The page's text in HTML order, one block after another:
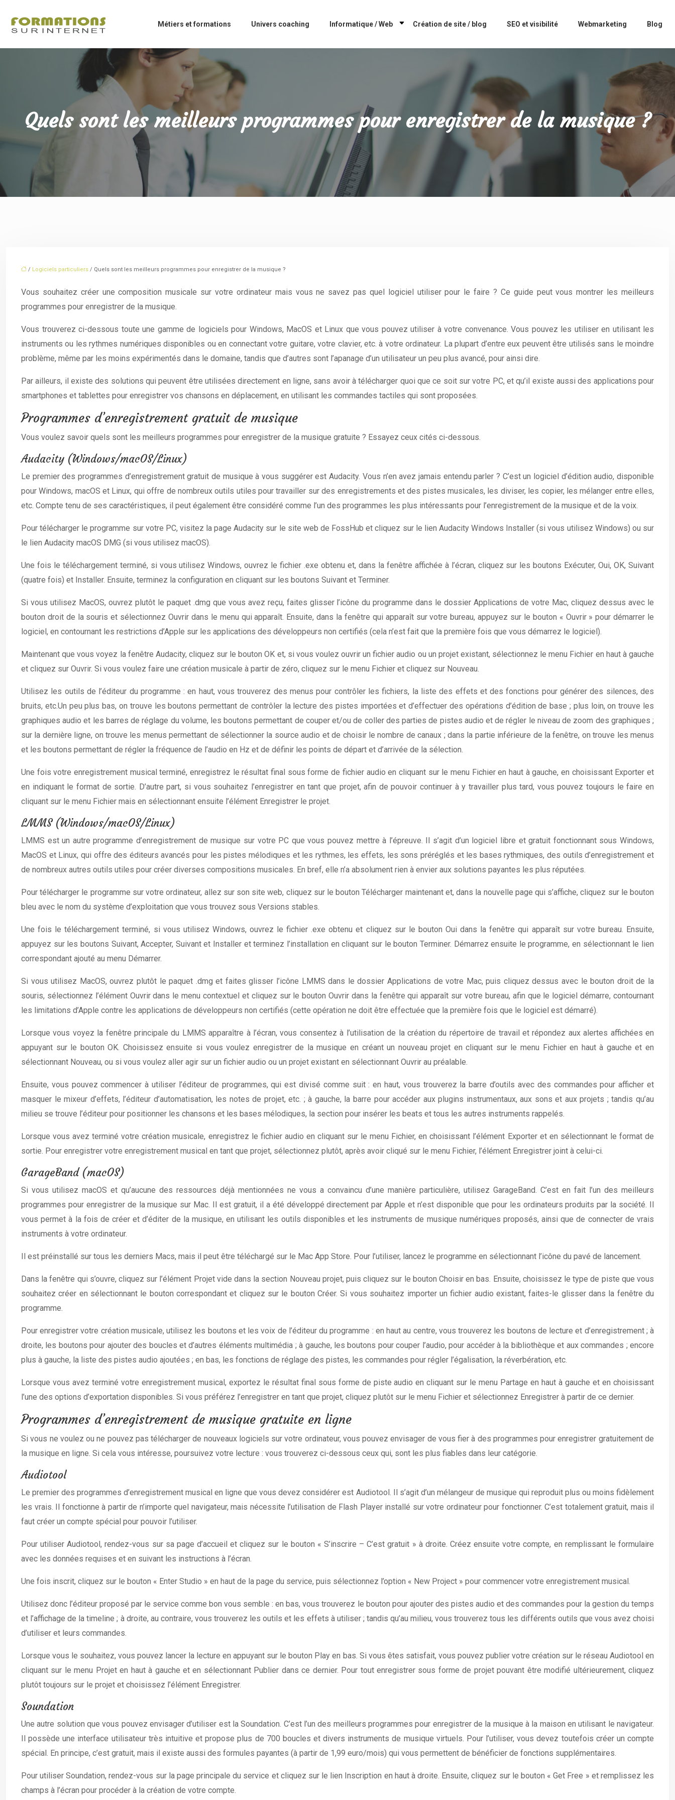
Métiers et formations Univers coaching Informatique / Web Création de site / blog SEO et visibilité Webmarketing Blog
Quels sont les meilleurs programmes pour enregistrer de la musique ?
/ Logiciels particuliers / Quels sont les meilleurs programmes pour enregistrer de la musique ?
Vous souhaitez créer une composition musicale sur votre ordinateur mais vous ne savez pas quel logiciel utiliser pour le faire ? Ce guide peut vous montrer les meilleurs
programmes pour enregistrer de la musique.
Vous trouverez ci-dessous toute une gamme de logiciels pour Windows, MacOS et Linux que vous pouvez utiliser à votre convenance. Vous pouvez les utiliser en utilisant les
instruments ou les rythmes numériques disponibles ou en connectant votre guitare, votre clavier, etc. à votre ordinateur. La plupart d’entre eux peuvent être utilisés sans le moindre
problème, même par les moins expérimentés dans le domaine, tandis que d’autres sont l’apanage d’un utilisateur un peu plus avancé, pour ainsi dire.
Par ailleurs, il existe des solutions qui peuvent être utilisées directement en ligne, sans avoir à télécharger quoi que ce soit sur votre PC, et qu’il existe aussi des applications pour
smartphones et tablettes pour enregistrer vos chansons en déplacement, en utilisant les commandes tactiles qui sont proposées.
Programmes d’enregistrement gratuit de musique
Vous voulez savoir quels sont les meilleurs programmes pour enregistrer de la musique gratuite ? Essayez ceux cités ci-dessous.
Audacity (Windows/macOS/Linux)
Le premier des programmes d’enregistrement gratuit de musique à vous suggérer est Audacity. Vous n’en avez jamais entendu parler ? C’est un logiciel d’édition audio, disponible
pour Windows, macOS et Linux, qui offre de nombreux outils utiles pour travailler sur des enregistrements et des pistes musicales, les diviser, les copier, les mélanger entre elles,
etc. Compte tenu de ses caractéristiques, il peut également être considéré comme l’un des programmes les plus intéressants pour l’enregistrement de la musique et de la voix.
Pour télécharger le programme sur votre PC, visitez la page Audacity sur le site web de FossHub et cliquez sur le lien Audacity Windows Installer (si vous utilisez Windows) ou sur
le lien Audacity macOS DMG (si vous utilisez macOS).
Une fois le téléchargement terminé, si vous utilisez Windows, ouvrez le fichier .exe obtenu et, dans la fenêtre affichée à l’écran, cliquez sur les boutons Exécuter, Oui, OK, Suivant
(quatre fois) et Installer. Ensuite, terminez la configuration en cliquant sur les boutons Suivant et Terminer.
Si vous utilisez MacOS, ouvrez plutôt le paquet .dmg que vous avez reçu, faites glisser l’icône du programme dans le dossier Applications de votre Mac, cliquez dessus avec le
bouton droit de la souris et sélectionnez Ouvrir dans le menu qui apparaît. Ensuite, dans la fenêtre qui apparaît sur votre bureau, appuyez sur le bouton « Ouvrir » pour démarrer le
logiciel, en contournant les restrictions d’Apple sur les applications des développeurs non certifiés (cela n’est fait que la première fois que vous démarrez le logiciel).
Maintenant que vous voyez la fenêtre Audacity, cliquez sur le bouton OK et, si vous voulez ouvrir un fichier audio ou un projet existant, sélectionnez le menu Fichier en haut à gauche
et cliquez sur Ouvrir. Si vous voulez faire une création musicale à partir de zéro, cliquez sur le menu Fichier et cliquez sur Nouveau.
Utilisez les outils de l’éditeur du programme : en haut, vous trouverez des menus pour contrôler les fichiers, la liste des effets et des fonctions pour générer des silences, des
bruits, etc.Un peu plus bas, on trouve les boutons permettant de contrôler la lecture des pistes importées et d’effectuer des opérations d’édition de base ; plus loin, on trouve les
graphiques audio et les barres de réglage du volume, les boutons permettant de couper et/ou de coller des parties de pistes audio et de régler le niveau de zoom des graphiques ;
sur la dernière ligne, on trouve les menus permettant de sélectionner la source audio et de choisir le nombre de canaux ; dans la partie inférieure de la fenêtre, on trouve les menus
et les boutons permettant de régler la fréquence de l’audio en Hz et de définir les points de départ et d’arrivée de la sélection.
Une fois votre enregistrement musical terminé, enregistrez le résultat final sous forme de fichier audio en cliquant sur le menu Fichier en haut à gauche, en choisissant Exporter et
en indiquant le format de sortie. D’autre part, si vous souhaitez l’enregistrer en tant que projet, afin de pouvoir continuer à y travailler plus tard, vous pouvez toujours le faire en
cliquant sur le menu Fichier mais en sélectionnant ensuite l’élément Enregistrer le projet.
LMMS (Windows/macOS/Linux)
LMMS est un autre programme d’enregistrement de musique sur votre PC que vous pouvez mettre à l’épreuve. Il s’agit d’un logiciel libre et gratuit fonctionnant sous Windows,
MacOS et Linux, qui offre des éditeurs avancés pour les pistes mélodiques et les rythmes, les effets, les sons préréglés et les bases rythmiques, des outils d’enregistrement et
de nombreux autres outils utiles pour créer diverses compositions musicales. En bref, elle n’a absolument rien à envier aux solutions payantes les plus réputées.
Pour télécharger le programme sur votre ordinateur, allez sur son site web, cliquez sur le bouton Télécharger maintenant et, dans la nouvelle page qui s’affiche, cliquez sur le bouton
bleu avec le nom du système d’exploitation que vous trouvez sous Versions stables.
Une fois le téléchargement terminé, si vous utilisez Windows, ouvrez le fichier .exe obtenu et cliquez sur le bouton Oui dans la fenêtre qui apparaît sur votre bureau. Ensuite,
appuyez sur les boutons Suivant, Accepter, Suivant et Installer et terminez l’installation en cliquant sur le bouton Terminer. Démarrez ensuite le programme, en sélectionnant le lien
correspondant ajouté au menu Démarrer.
Si vous utilisez MacOS, ouvrez plutôt le paquet .dmg et faites glisser l’icône LMMS dans le dossier Applications de votre Mac, puis cliquez dessus avec le bouton droit de la
souris, sélectionnez l’élément Ouvrir dans le menu contextuel et cliquez sur le bouton Ouvrir dans la fenêtre qui apparaît sur votre bureau, afin que le logiciel démarre, contournant
les limitations d’Apple contre les applications de développeurs non certifiés (cette opération ne doit être effectuée que la première fois que le logiciel est démarré).
Lorsque vous voyez la fenêtre principale du LMMS apparaître à l’écran, vous consentez à l’utilisation de la création du répertoire de travail et répondez aux alertes affichées en
appuyant sur le bouton OK. Choisissez ensuite si vous voulez enregistrer de la musique en créant un nouveau projet en cliquant sur le menu Fichier en haut à gauche et en
sélectionnant Nouveau, ou si vous voulez aller agir sur un fichier audio ou un projet existant en sélectionnant Ouvrir au préalable.
Ensuite, vous pouvez commencer à utiliser l’éditeur de programmes, qui est divisé comme suit : en haut, vous trouverez la barre d’outils avec des commandes pour afficher et
masquer le mixeur d’effets, l’éditeur d’automatisation, les notes de projet, etc. ; à gauche, la barre pour accéder aux plugins instrumentaux, aux sons et aux projets ; tandis qu’au
milieu se trouve l’éditeur pour positionner les chansons et les bases mélodiques, la section pour insérer les beats et tous les autres instruments rappelés.
Lorsque vous avez terminé votre création musicale, enregistrez le fichier audio en cliquant sur le menu Fichier, en choisissant l’élément Exporter et en sélectionnant le format de
sortie. Pour enregistrer votre enregistrement musical en tant que projet, sélectionnez plutôt, après avoir cliqué sur le menu Fichier, l’élément Enregistrer joint à celui-ci.
GarageBand (macOS)
Si vous utilisez macOS et qu’aucune des ressources déjà mentionnées ne vous a convaincu d’une manière particulière, utilisez GarageBand. C’est en fait l’un des meilleurs
programmes pour enregistrer de la musique sur Mac. Il est gratuit, il a été développé directement par Apple et n’est disponible que pour les ordinateurs produits par la société. Il
vous permet à la fois de créer et d’éditer de la musique, en utilisant les outils disponibles et les instruments de musique numériques proposés, ainsi que de connecter de vrais
instruments à votre ordinateur.
Il est préinstallé sur tous les derniers Macs, mais il peut être téléchargé sur le Mac App Store. Pour l’utiliser, lancez le programme en sélectionnant l’icône du pavé de lancement.
Dans la fenêtre qui s’ouvre, cliquez sur l’élément Projet vide dans la section Nouveau projet, puis cliquez sur le bouton Choisir en bas. Ensuite, choisissez le type de piste que vous
souhaitez créer en sélectionnant le bouton correspondant et cliquez sur le bouton Créer. Si vous souhaitez importer un fichier audio existant, faites-le glisser dans la fenêtre du
programme.
Pour enregistrer votre création musicale, utilisez les boutons et les voix de l’éditeur du programme : en haut au centre, vous trouverez les boutons de lecture et d’enregistrement ; à
droite, les boutons pour ajouter des boucles et d’autres éléments multimédia ; à gauche, les boutons pour couper l’audio, pour accéder à la bibliothèque et aux commandes ; encore
plus à gauche, la liste des pistes audio ajoutées ; en bas, les fonctions de réglage des pistes, les commandes pour régler l’égalisation, la réverbération, etc.
Lorsque vous avez terminé votre enregistrement musical, exportez le résultat final sous forme de piste audio en cliquant sur le menu Partage en haut à gauche et en choisissant
l’une des options d’exportation disponibles. Si vous préférez l’enregistrer en tant que projet, cliquez plutôt sur le menu Fichier et sélectionnez Enregistrer à partir de ce dernier.
Programmes d’enregistrement de musique gratuite en ligne
Si vous ne voulez ou ne pouvez pas télécharger de nouveaux logiciels sur votre ordinateur, vous pouvez envisager de vous fier à des programmes pour enregistrer gratuitement de
la musique en ligne. Si cela vous intéresse, poursuivez votre lecture : vous trouverez ci-dessous ceux qui, sont les plus fiables dans leur catégorie.
Audiotool
Le premier des programmes d’enregistrement musical en ligne que vous devez considérer est Audiotool. Il s’agit d’un mélangeur de musique qui reproduit plus ou moins fidèlement
les vrais. Il fonctionne à partir de n’importe quel navigateur, mais nécessite l’utilisation de Flash Player installé sur votre ordinateur pour fonctionner. C’est totalement gratuit, mais il
faut créer un compte spécial pour pouvoir l’utiliser.
Pour utiliser Audiotool, rendez-vous sur sa page d’accueil et cliquez sur le bouton « S’inscrire – C’est gratuit » à droite. Créez ensuite votre compte, en remplissant le formulaire
avec les données requises et en suivant les instructions à l’écran.
Une fois inscrit, cliquez sur le bouton « Enter Studio » en haut de la page du service, puis sélectionnez l’option « New Project » pour commencer votre enregistrement musical.
Utilisez donc l’éditeur proposé par le service comme bon vous semble : en bas, vous trouverez le bouton pour ajouter des pistes audio et des commandes pour la gestion du temps
et l’affichage de la timeline ; à droite, au contraire, vous trouverez les outils et les effets à utiliser ; tandis qu’au milieu, vous trouverez tous les différents outils que vous avez choisi
d’utiliser et leurs commandes.
Lorsque vous le souhaitez, vous pouvez lancer la lecture en appuyant sur le bouton Play en bas. Si vous êtes satisfait, vous pouvez publier votre création sur le réseau Audiotool en
cliquant sur le menu Projet en haut à gauche et en sélectionnant Publier dans ce dernier. Pour tout enregistrer sous forme de projet pouvant être modifié ultérieurement, cliquez
plutôt toujours sur le projet et choisissez l’élément Enregistrer.
Soundation
Une autre solution que vous pouvez envisager d’utiliser est la Soundation. C’est l’un des meilleurs programmes pour enregistrer de la musique à la maison en utilisant le navigateur.
Il possède une interface utilisateur très intuitive et propose plus de 700 boucles et divers instruments de musique virtuels. Pour l’utiliser, vous devez toutefois créer un compte
spécial. En principe, c’est gratuit, mais il existe aussi des formules payantes (à partir de 1,99 euro/mois) qui vous permettent de bénéficier de fonctions supplémentaires.
Pour utiliser Soundation, rendez-vous sur la page principale du service et cliquez sur le lien Inscription en haut à droite. Ensuite, cliquez sur le bouton « Get Free » et remplissez les
champs à l’écran pour procéder à la création de votre compte.